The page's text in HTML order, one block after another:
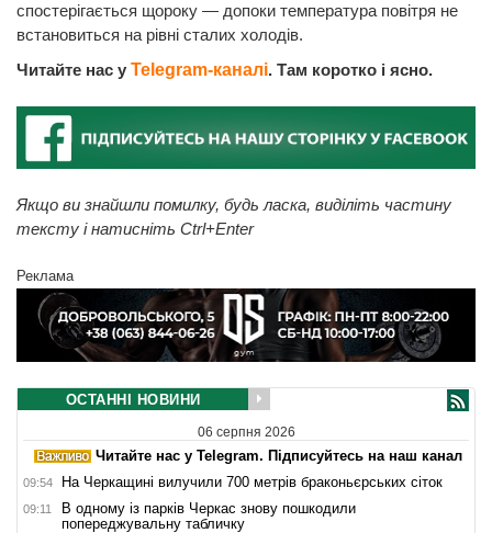
спостерігається щороку — допоки температура повітря не
встановиться на рівні сталих холодів.
Читайте нас у Telegram-каналі. Там коротко і ясно.
Якщо ви знайшли помилку, будь ласка, виділіть частину
тексту і натисніть Ctrl+Enter
Реклама
ОСТАННІ НОВИНИ
06 серпня 2026
Читайте нас у Telegram. Підписуйтесь на наш канал
09:54 На Черкащині вилучили 700 метрів браконьєрських сіток
09:11
В одному із парків Черкас знову пошкодили
попереджувальну табличку